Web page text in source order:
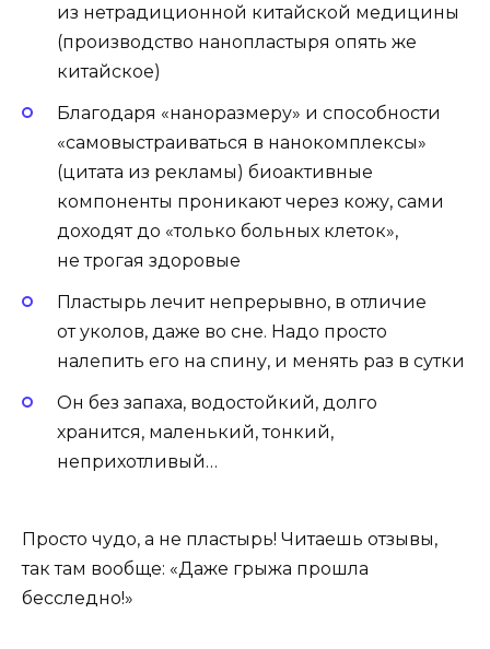
из нетрадиционной китайской медицины
(производство нанопластыря опять же
китайское)
Благодаря «наноразмеру» и способности
«самовыстраиваться в нанокомплексы»
(цитата из рекламы) биоактивные
компоненты проникают через кожу, сами
доходят до «только больных клеток»,
не трогая здоровые
Пластырь лечит непрерывно, в отличие
от уколов, даже во сне. Надо просто
налепить его на спину, и менять раз в сутки
Он без запаха, водостойкий, долго
хранится, маленький, тонкий,
неприхотливый…
Просто чудо, а не пластырь! Читаешь отзывы,
так там вообще: «Даже грыжа прошла
бесследно!»